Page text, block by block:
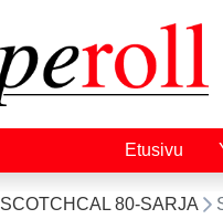
Etusivu
SCOTCHCAL 80-SARJA